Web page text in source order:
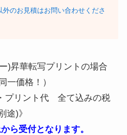
外のお見積はお問い合わせくださ
)昇華転写プリントの場合
一価格！）
プリント代 全て込みの税
途)》
ら受付となります。